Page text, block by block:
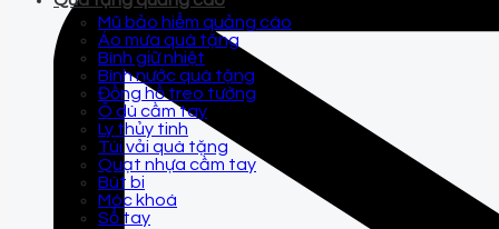
Mũ bảo hiểm quảng cáo
Áo mưa quà tặng
Bình giữ nhiệt
Bình nước quà tặng
Đồng hồ treo tường
Ô dù cầm tay
Ly thủy tinh
Túi vải quà tặng
Quạt nhựa cầm tay
Bút bi
Móc khoá
Sổ tay